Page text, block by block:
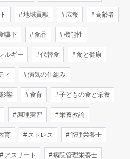
地域貢献 広報 高齢者
嚥下 食品 機能性
ルギー 代替食 食と健康
ィ 病気の仕組み
響 食育 子どもの食と栄養
調理実習 栄養教諭
育 ストレス 管理栄養士
アスリート 病院管理栄養士